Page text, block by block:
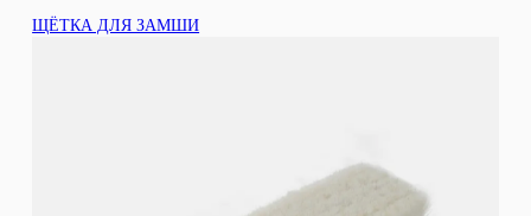
ЩЁТКА ДЛЯ ЗАМШИ